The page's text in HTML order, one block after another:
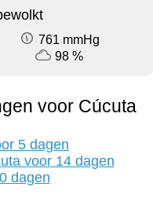
761 mmHg
98 %
voor Cúcuta
5 dagen
voor 14 dagen
dagen